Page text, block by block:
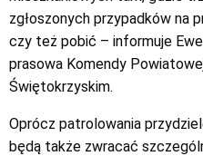
zgłoszonych przypadków na
czy też pobić – informuje
prasowa Komendy
Świętokrzyskim.
Oprócz patrolowania
będą także zwracać